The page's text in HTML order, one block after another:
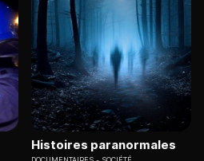
Histoires paranormales